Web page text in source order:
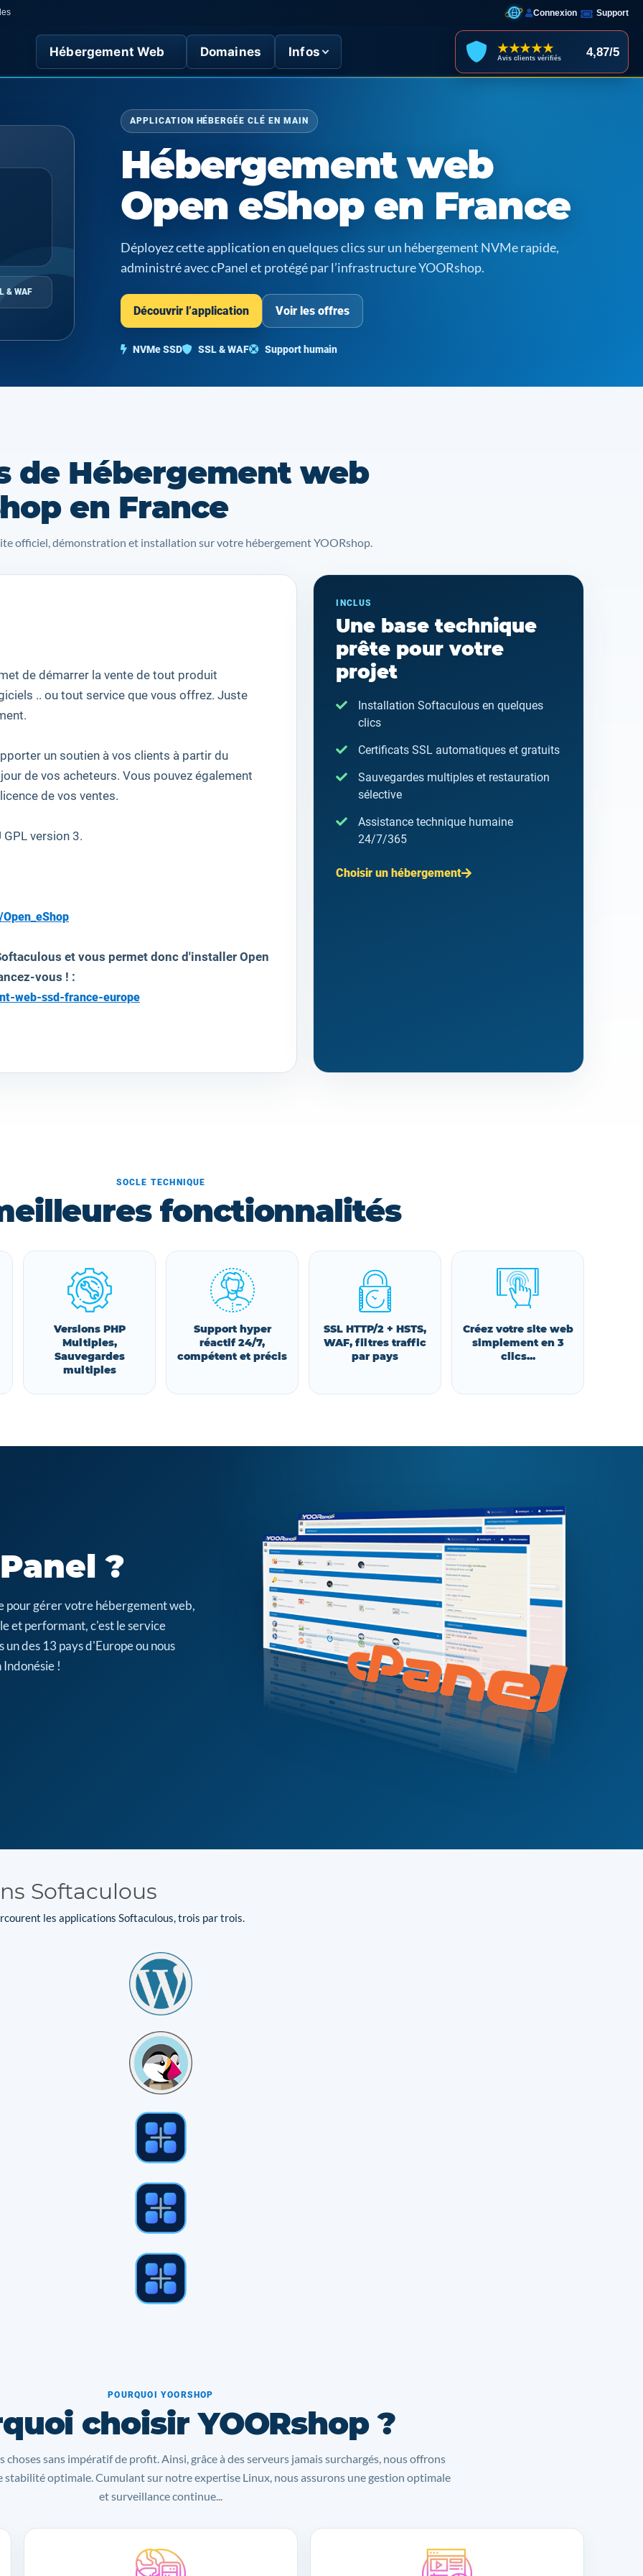
Connexion Support
Hébergement Web Domaines Infos ★★★★★
Avis clients vérifiés 4,87/5
& WAF
APPLICATION HÉBERGÉE CLÉ EN MAIN
Hébergement web
Open eShop en France
Déployez cette application en quelques clics sur un hébergement NVMe rapide,
administré avec cPanel et protégé par l’infrastructure YOORshop.
Découvrir l’application Voir les offres
NVMe SSD SSL & WAF Support humain
de Hébergement web
en France
officiel, démonstration et installation sur votre hébergement YOORshop.
de démarrer la vente de tout produit
.. ou tout service que vous offrez. Juste
.
un soutien à vos clients à partir du
de vos acheteurs. Vous pouvez également
de vos ventes.
GPL version 3.
et vous permet donc d'installer Open
vous ! :
web-ssd-france-europe
INCLUS
Une base technique
prête pour votre
projet
Installation Softaculous en quelques
clics
Certificats SSL automatiques et gratuits
Sauvegardes multiples et restauration
sélective
Assistance technique humaine
24/7/365
Choisir un hébergement
SOCLE TECHNIQUE
fonctionnalités
Versions PHP
Multiples,
Sauvegardes
multiples
Support hyper
réactif 24/7,
compétent et précis
SSL HTTP/2 + HSTS,
WAF, filtres traffic
par pays
Créez votre site web
simplement en 3
clics...
?
pour gérer votre hébergement web,
et performant, c'est le service
des 13 pays d'Europe ou nous
Indonésie !
Softaculous
les applications Softaculous, trois par trois.
POURQUOI YOORSHOP
choisir YOORshop ?
choses sans impératif de profit. Ainsi, grâce à des serveurs jamais surchargés, nous offrons
stabilité optimale. Cumulant sur notre expertise Linux, nous assurons une gestion optimale
et surveillance continue...